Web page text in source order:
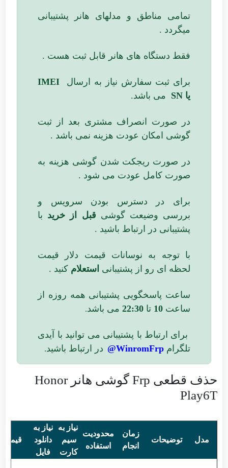
تمامی مناطق و مدلهای هانر پشتیبانی
میگردد .
فقط دستگاه های هانر قابل ثبت هست .
برای ثبت سفارش نیاز به ارسال IMEI
یا SN
می باشد.
در صورت انصراف مشتری بعد از ثبت
گوشی امکان عودت هزینه نمی باشد .
در صورت ریجکت شدن گوشی هزینه به
صورت کامل عودت می شود .
برای در دسترس بودن سرویس و
بررسی وضیعت گوشی قبل از خرید با
پشتیبانی در ارتباط باشید .
با توجه به نوسانات قیمت دلار قیمت
لحظه ای رو از پشتیبانی استعلام کنید .
ساعت پاسخگویی پشتیبانی همه روزه از
ساعت10 تا22:30 می باشد.
برای ارتباط با پشتیبانی می توانید با آیدی
تلگرامWinromFrp@ در ارتباط باشید.
حذف قطعی Frp گوشی هانر Honor
Play6T
مدل توضیحات
زمان
انجام
محدودیت
استفاده
نیاز به
سیم
کارت
نیاز به
دانلود
فایل
قیمت